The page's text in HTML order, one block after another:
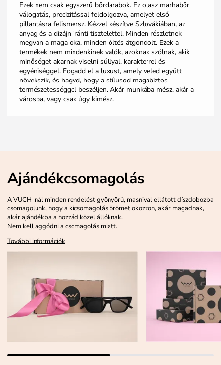
Ezek nem csak egyszerű bőrdarabok. Ez olasz marhabőr
válogatás, precizitással feldolgozva, amelyet első
pillantásra felismersz. Kézzel készítve Szlovákiában, az
anyag és a dizájn iránti tisztelettel. Minden részletnek
megvan a maga oka, minden öltés átgondolt. Ezek a
termékek nem mindenkinek valók, azoknak szólnak, akik
minőséget akarnak viselni súllyal, karakterrel és
egyéniséggel. Fogadd el a luxust, amely veled együtt
növekszik, és hagyd, hogy a stílusod magabiztos
természetességgel beszéljen. Akár munkába mész, akár a
városba, vagy csak úgy kimész.
Ajándékcsomagolás
A VUCH-nál minden rendelést gyönyörű, masnival ellátott díszdobozba
csomagolunk, hogy a kicsomagolás örömet okozzon, akár magadnak,
akár ajándékba a hozzád közel állóknak.
Nem kell aggódni a csomagolás miatt.
További információk